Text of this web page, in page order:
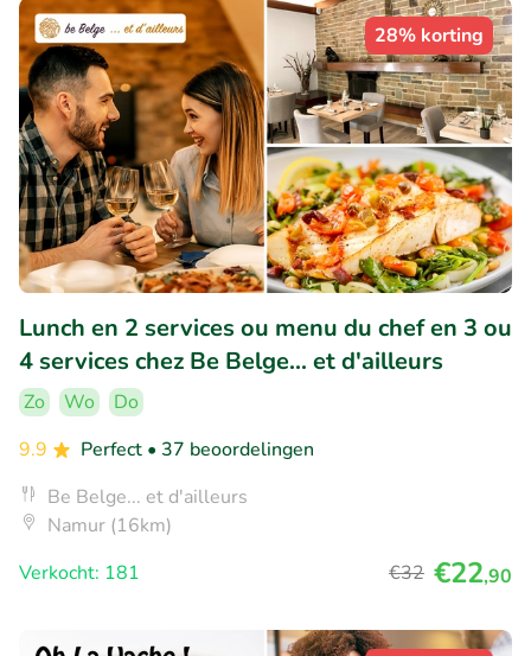
28% korting
Lunch en 2 services ou menu du chef en 3 ou
4 services chez Be Belge... et d'ailleurs
Zo Wo
Do
9.9
Perfect • 37 beoordelingen
Be Belge... et d'ailleurs
Namur (16km)
Verkocht: 181
€32 €22,90